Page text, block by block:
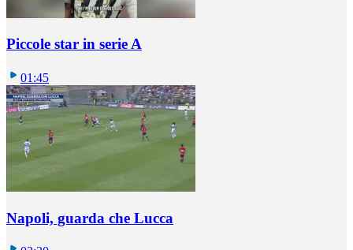
Piccole star in serie A
01:45
Napoli, guarda che Lucca